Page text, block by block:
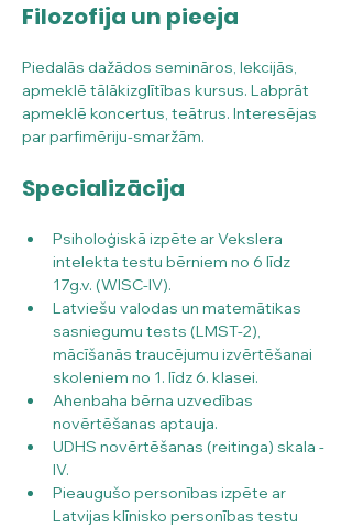
Filozofija un pieeja
Piedalās dažādos semināros, lekcijās,
apmeklē tālākizglītības kursus. Labprāt
apmeklē koncertus, teātrus. Interesējas
par parfimēriju-smaržām.
Specializācija
Psiholoģiskā izpēte ar Vekslera
intelekta testu bērniem no 6 līdz
17g.v. (WISC-IV).
Latviešu valodas un matemātikas
sasniegumu tests (LMST-2),
mācīšanās traucējumu izvērtēšanai
skoleniem no 1. līdz 6. klasei.
Ahenbaha bērna uzvedības
novērtēšanas aptauja.
UDHS novērtēšanas (reitinga) skala -
IV.
Pieaugušo personības izpēte ar
Latvijas klīnisko personības testu